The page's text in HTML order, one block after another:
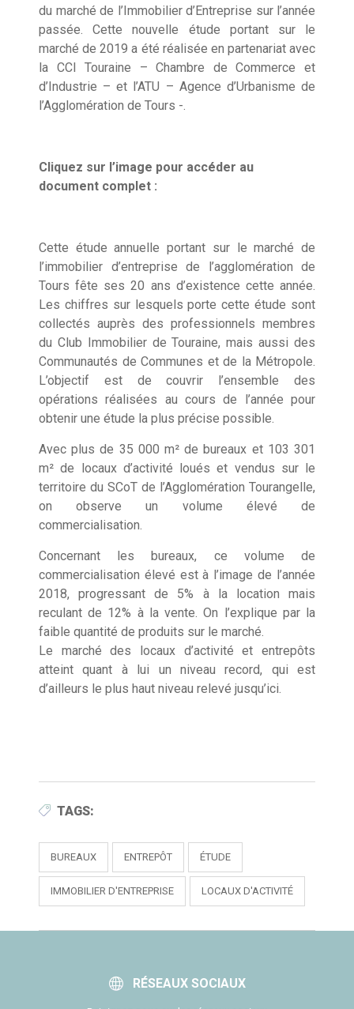
du marché de l’Immobilier d’Entreprise sur l’année
passée. Cette nouvelle étude portant sur le
marché de 2019 a été réalisée en partenariat avec
la CCI Touraine – Chambre de Commerce et
d’Industrie – et l’ATU – Agence d’Urbanisme de
l’Agglomération de Tours -.
Cliquez sur l’image pour accéder au
document complet :
Cette étude annuelle portant sur le marché de
l’immobilier d’entreprise de l’agglomération de
Tours fête ses 20 ans d’existence cette année.
Les chiffres sur lesquels porte cette étude sont
collectés auprès des professionnels membres
du Club Immobilier de Touraine, mais aussi des
Communautés de Communes et de la Métropole.
L’objectif est de couvrir l’ensemble des
opérations réalisées au cours de l’année pour
obtenir une étude la plus précise possible.
Avec plus de 35 000 m² de bureaux et 103 301
m² de locaux d’activité loués et vendus sur le
territoire du SCoT de l’Agglomération Tourangelle,
on observe un volume élevé de
commercialisation.
Concernant les bureaux, ce volume de
commercialisation élevé est à l’image de l’année
2018, progressant de 5% à la location mais
reculant de 12% à la vente. On l’explique par la
faible quantité de produits sur le marché.
Le marché des locaux d’activité et entrepôts
atteint quant à lui un niveau record, qui est
d’ailleurs le plus haut niveau relevé jusqu’ici.
TAGS:
BUREAUX ENTREPÔT ÉTUDE
IMMOBILIER D'ENTREPRISE LOCAUX D'ACTIVITÉ
RÉSEAUX SOCIAUX